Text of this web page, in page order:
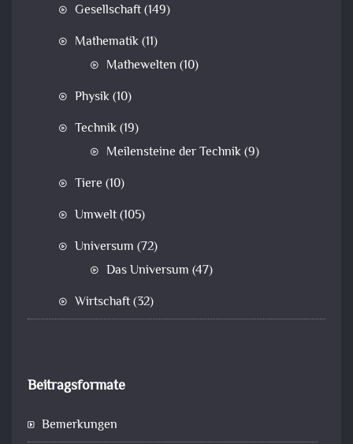
Gesellschaft(149)
Mathematik(11)
Mathewelten (10)
Physik(10)
Technik(19)
Meilensteine der Technik(9)
Tiere (10)
Umwelt(105)
Universum (72)
Das Universum (47)
Wirtschaft(32)
Beitragsformate
Bemerkungen